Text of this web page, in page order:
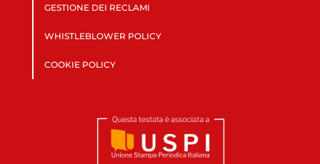
GESTIONE DEI RECLAMI
WHISTLEBLOWER POLICY
COOKIE POLICY